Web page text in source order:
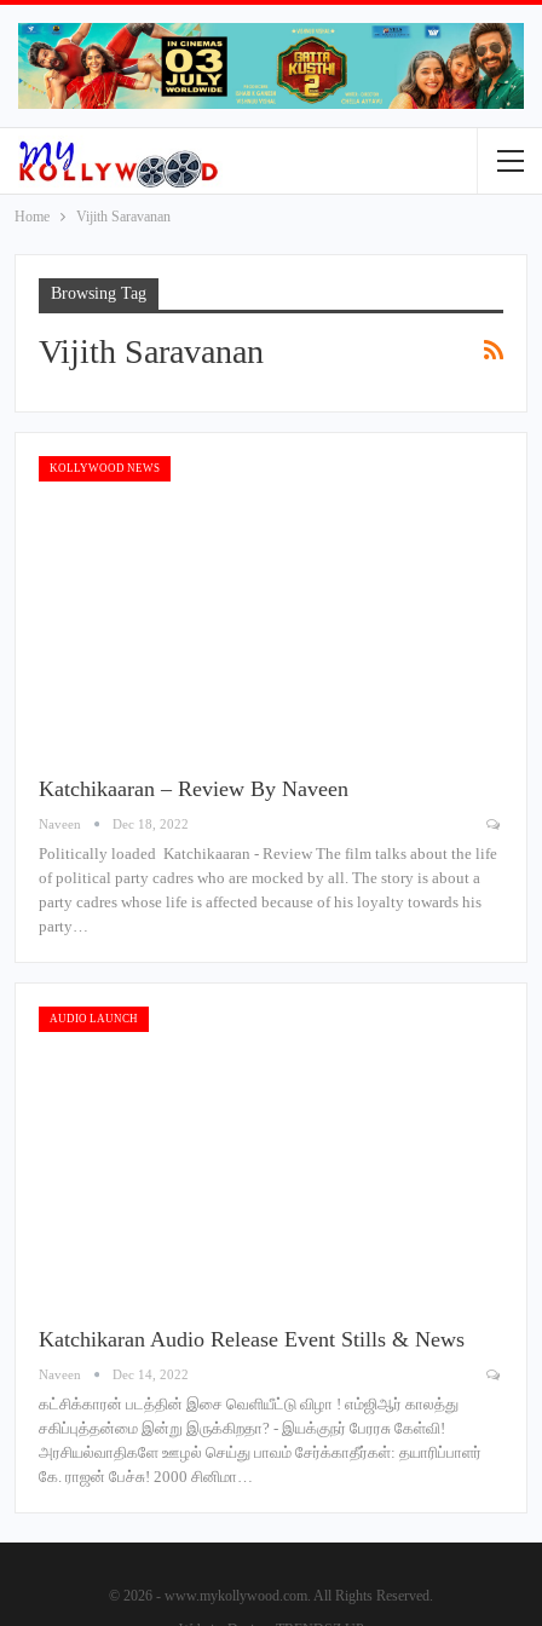
Home Vijith Saravanan
Browsing Tag
Vijith Saravanan
KOLLYWOOD NEWS
Katchikaaran – Review By Naveen
Naveen Dec 18, 2022
Politically loaded Katchikaaran - Review The film talks about the life
of political party cadres who are mocked by all. The story is about a
party cadres whose life is affected because of his loyalty towards his
party…
AUDIO LAUNCH
Katchikaran Audio Release Event Stills & News
Naveen Dec 14, 2022
கட்சிக்காரன் படத்தின் இசை வெளியீட்டு விழா ! எம்ஜிஆர் காலத்து
சகிப்புத்தன்மை இன்று இருக்கிறதா? - இயக்குநர் பேரரசு கேள்வி!
அரசியல்வாதிகளே ஊழல் செய்து பாவம் சேர்க்காதீர்கள்: தயாரிப்பாளர்
கே. ராஜன் பேச்சு! 2000 சினிமா…
© 2026 - www.mykollywood.com. All Rights Reserved.